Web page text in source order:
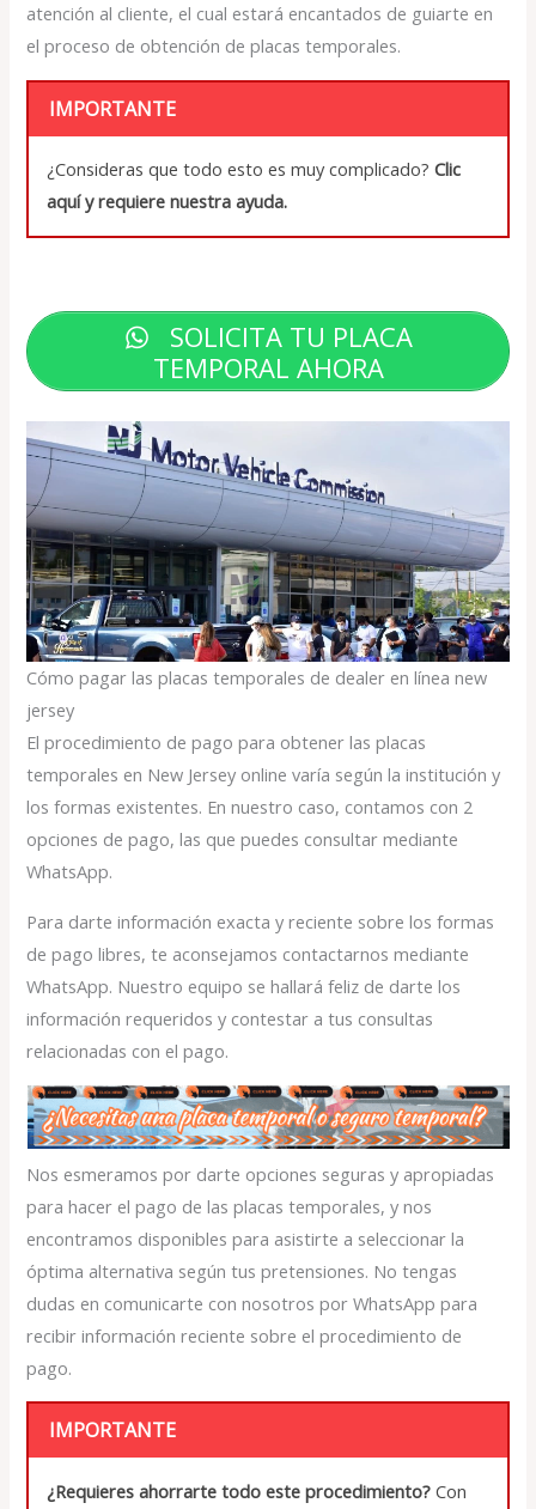
atención al cliente, el cual estará encantados de guiarte en
el proceso de obtención de placas temporales.
IMPORTANTE
¿Consideras que todo esto es muy complicado?Clic
aquí y requiere nuestra ayuda.
SOLICITA TU PLACA
TEMPORAL AHORA
Cómo pagar las placas temporales de dealer en línea new
jersey
El procedimiento de pago para obtener las placas
temporales en New Jersey online varía según la institución y
los formas existentes. En nuestro caso, contamos con 2
opciones de pago, las que puedes consultar mediante
WhatsApp.
Para darte información exacta y reciente sobre los formas
de pago libres, te aconsejamos contactarnos mediante
WhatsApp. Nuestro equipo se hallará feliz de darte los
información requeridos y contestar a tus consultas
relacionadas con el pago.
Nos esmeramos por darte opciones seguras y apropiadas
para hacer el pago de las placas temporales, y nos
encontramos disponibles para asistirte a seleccionar la
óptima alternativa según tus pretensiones. No tengas
dudas en comunicarte con nosotros por WhatsApp para
recibir información reciente sobre el procedimiento de
pago.
IMPORTANTE
¿Requieres ahorrarte todo este procedimiento? Con